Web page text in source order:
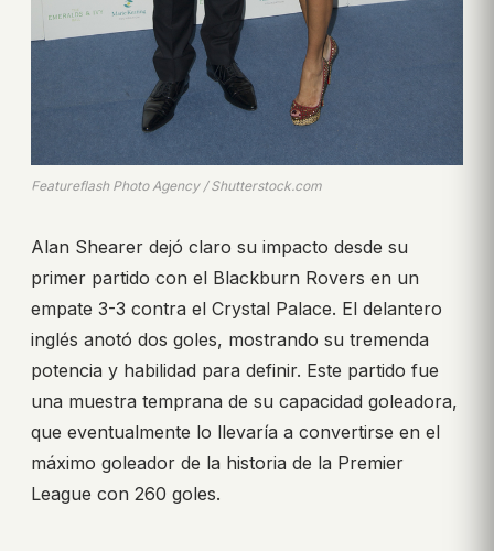
Featureflash Photo Agency / Shutterstock.com
Alan Shearer dejó claro su impacto desde su
primer partido con el Blackburn Rovers en un
empate 3-3 contra el Crystal Palace. El delantero
inglés anotó dos goles, mostrando su tremenda
potencia y habilidad para definir. Este partido fue
una muestra temprana de su capacidad goleadora,
que eventualmente lo llevaría a convertirse en el
máximo goleador de la historia de la Premier
League con 260 goles.